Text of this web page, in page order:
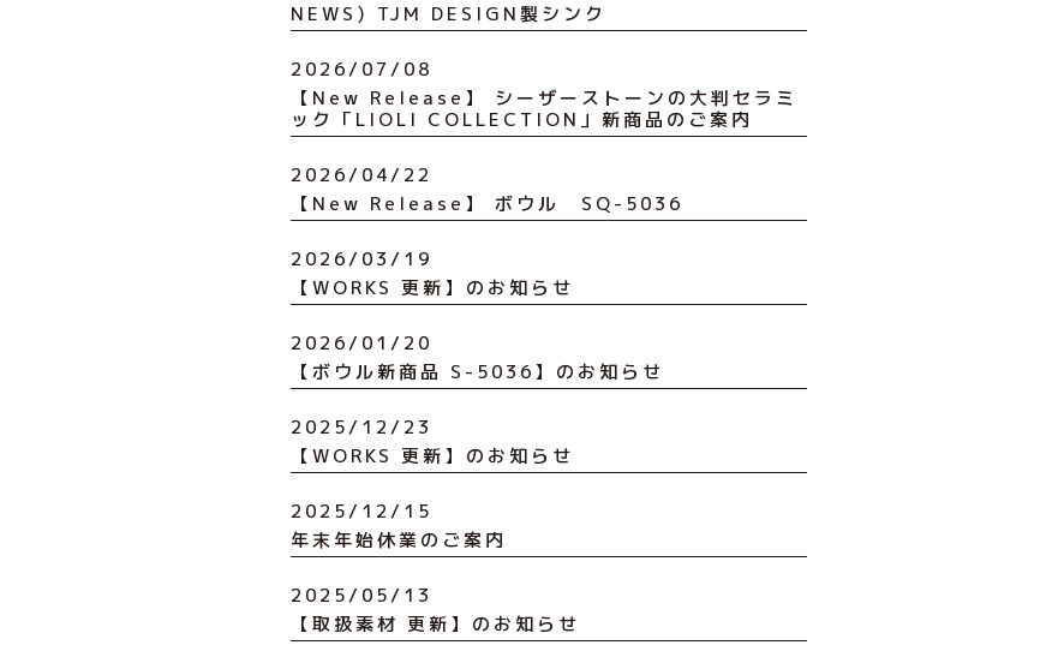
NEWS) TJM DESIGN製シンク
2026/07/08
【New Release】 シーザーストーンの大判セラミ
ック「LIOLI COLLECTION」新商品のご案内
2026/04/22
【New Release】 ボウル SQ-5036
2026/03/19
【WORKS 更新】のお知らせ
2026/01/20
【ボウル新商品 S-5036】のお知らせ
2025/12/23
【WORKS 更新】のお知らせ
2025/12/15
年末年始休業のご案内
2025/05/13
【取扱素材 更新】のお知らせ